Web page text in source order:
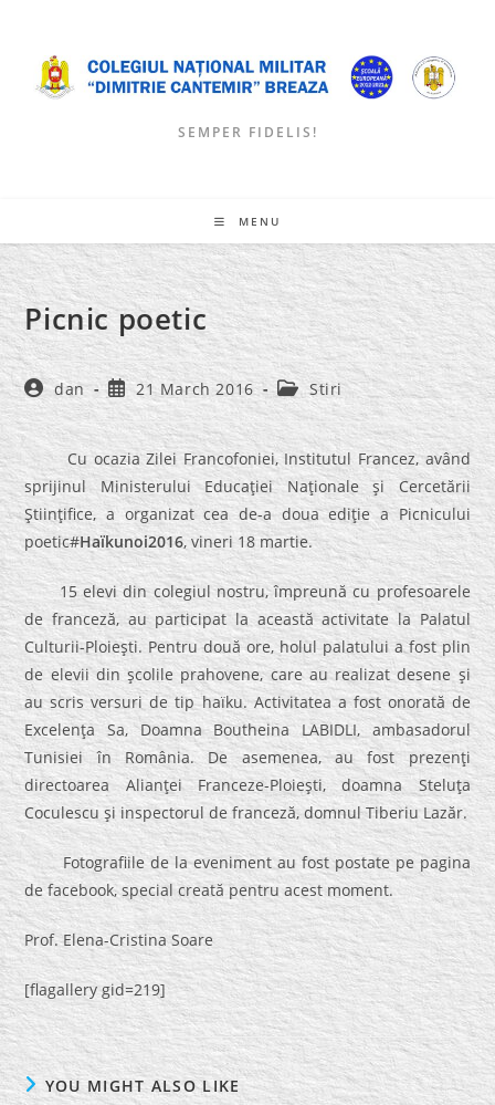
content
SEMPER FIDELIS!
MENU
Picnic poetic
Post
author:
dan
Post
published:
21 March 2016
Post
category:
Stiri
Cu ocazia Zilei Francofoniei, Institutul Francez, având
sprijinul Ministerului Educaţiei Naţionale şi Cercetării
Ştiinţifice, a organizat cea de-a doua ediţie a Picnicului
poetic#Haïkunoi2016, vineri 18 martie.
15 elevi din colegiul nostru, împreună cu profesoarele
de franceză, au participat la această activitate la Palatul
Culturii-Ploieşti. Pentru două ore, holul palatului a fost plin
de elevii din şcolile prahovene, care au realizat desene şi
au scris versuri de tip haïku. Activitatea a fost onorată de
Excelenţa Sa, Doamna Boutheina LABIDLI, ambasadorul
Tunisiei în România. De asemenea, au fost prezenţi
directoarea Alianţei Franceze-Ploieşti, doamna Steluţa
Coculescu şi inspectorul de franceză, domnul Tiberiu Lazăr.
Fotografiile de la eveniment au fost postate pe pagina
de facebook, special creată pentru acest moment.
Prof. Elena-Cristina Soare
[flagallery gid=219]
YOU MIGHT ALSO LIKE